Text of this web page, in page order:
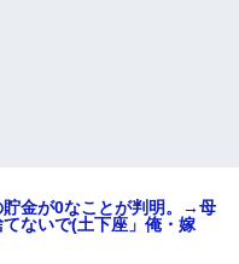
金が0なことが判明。→母
ないで(土下座」俺・嫁